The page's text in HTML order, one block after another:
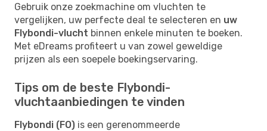
Gebruik onze zoekmachine om vluchten te
vergelijken, uw perfecte deal te selecteren en uw
Flybondi-vlucht binnen enkele minuten te boeken.
Met eDreams profiteert u van zowel geweldige
prijzen als een soepele boekingservaring.
Tips om de beste Flybondi-
vluchtaanbiedingen te vinden
Flybondi (FO) is een gerenommeerde